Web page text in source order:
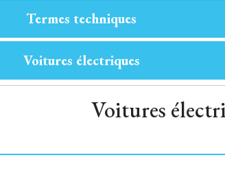
Termes techniques
Voitures électriques
Voitures